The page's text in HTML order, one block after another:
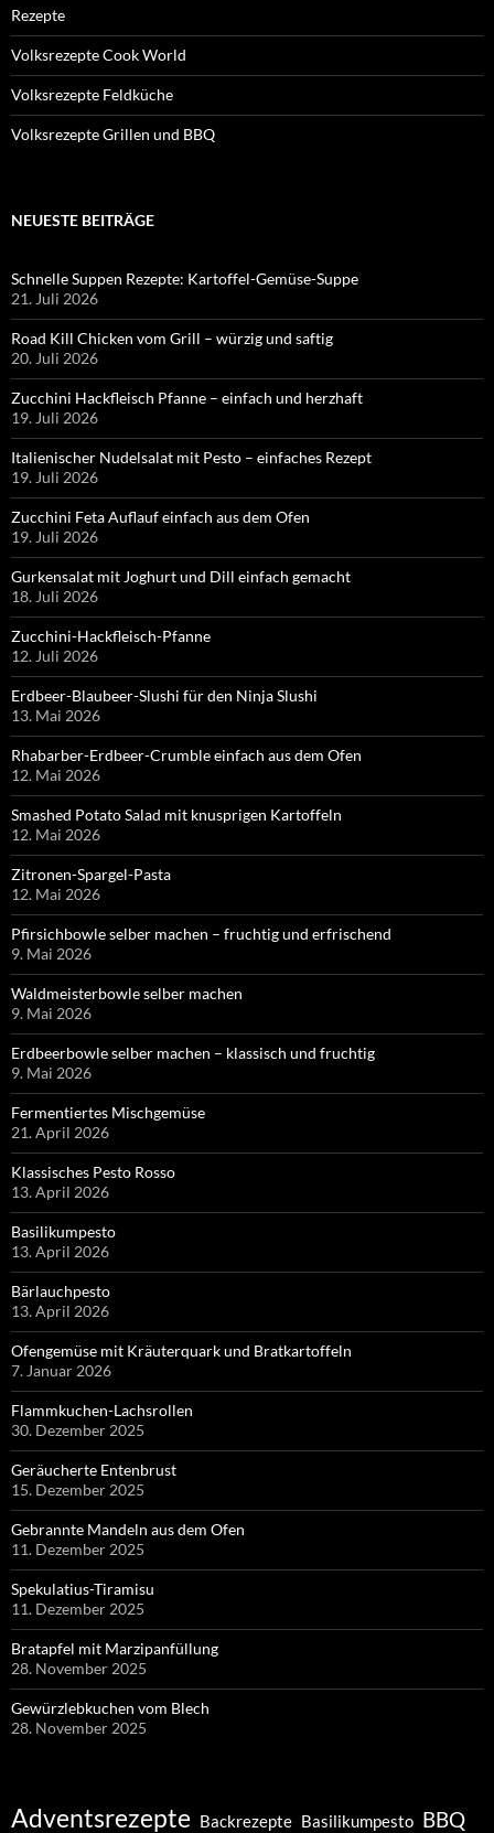
Rezepte
Volksrezepte Cook World
Volksrezepte Feldküche
Volksrezepte Grillen und BBQ
NEUESTE BEITRÄGE
Schnelle Suppen Rezepte: Kartoffel-Gemüse-Suppe
21. Juli 2026
Road Kill Chicken vom Grill – würzig und saftig
20. Juli 2026
Zucchini Hackfleisch Pfanne – einfach und herzhaft
19. Juli 2026
Italienischer Nudelsalat mit Pesto – einfaches Rezept
19. Juli 2026
Zucchini Feta Auflauf einfach aus dem Ofen
19. Juli 2026
Gurkensalat mit Joghurt und Dill einfach gemacht
18. Juli 2026
Zucchini-Hackfleisch-Pfanne
12. Juli 2026
Erdbeer-Blaubeer-Slushi für den Ninja Slushi
13. Mai 2026
Rhabarber-Erdbeer-Crumble einfach aus dem Ofen
12. Mai 2026
Smashed Potato Salad mit knusprigen Kartoffeln
12. Mai 2026
Zitronen-Spargel-Pasta
12. Mai 2026
Pfirsichbowle selber machen – fruchtig und erfrischend
9. Mai 2026
Waldmeisterbowle selber machen
9. Mai 2026
Erdbeerbowle selber machen – klassisch und fruchtig
9. Mai 2026
Fermentiertes Mischgemüse
21. April 2026
Klassisches Pesto Rosso
13. April 2026
Basilikumpesto
13. April 2026
Bärlauchpesto
13. April 2026
Ofengemüse mit Kräuterquark und Bratkartoffeln
7. Januar 2026
Flammkuchen-Lachsrollen
30. Dezember 2025
Geräucherte Entenbrust
15. Dezember 2025
Gebrannte Mandeln aus dem Ofen
11. Dezember 2025
Spekulatius-Tiramisu
11. Dezember 2025
Bratapfel mit Marzipanfüllung
28. November 2025
Gewürzlebkuchen vom Blech
28. November 2025
Adventsrezepte Backrezepte Basilikumpesto BBQ